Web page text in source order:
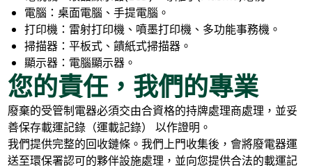
電腦：桌面電腦、手提電腦。
打印機：雷射打印機、噴墨打印機、多功能事務機。
掃描器：平板式、饋紙式掃描器。
顯示器：電腦顯示器。
您的責任，我們的專業
廢棄的受管制電器必須交由合資格的持牌處理商處理，並妥
善保存載運記錄（運載記錄） 以作證明。
我們提供完整的回收鏈條。我們上門收集後，會將廢電器運
送至環保署認可的夥伴設施處理，並向您提供合法的載運記